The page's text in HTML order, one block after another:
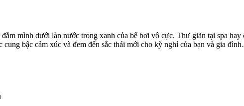
mình dưới làn nước trong xanh của bể bơi vô cực. Thư giãn tại spa
cung bậc cảm xúc và đem đến sắc thái mới cho kỳ nghỉ của bạn và gia